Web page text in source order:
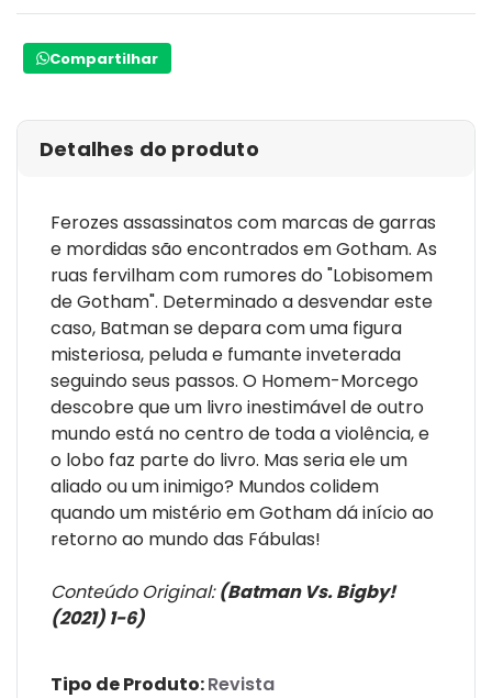
Compartilhar
Detalhes do produto
Ferozes assassinatos com marcas de garras
e mordidas são encontrados em Gotham. As
ruas fervilham com rumores do "Lobisomem
de Gotham". Determinado a desvendar este
caso, Batman se depara com uma figura
misteriosa, peluda e fumante inveterada
seguindo seus passos. O Homem-Morcego
descobre que um livro inestimável de outro
mundo está no centro de toda a violência, e
o lobo faz parte do livro. Mas seria ele um
aliado ou um inimigo? Mundos colidem
quando um mistério em Gotham dá início ao
retorno ao mundo das Fábulas!
Conteúdo Original:(Batman Vs. Bigby!
(2021) 1-6)
Tipo de Produto:Revista